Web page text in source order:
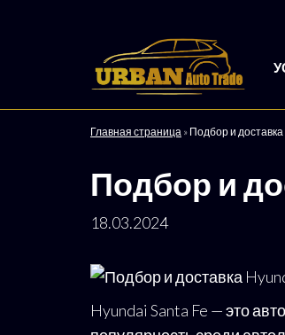
мира
Главная страница » Подбор и
Подбор и
18.03.2024
Hyundai Santa Fe — это